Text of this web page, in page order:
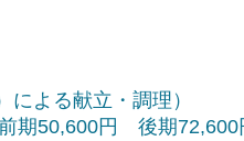
による献立・調理）
前期50,600円 後期72,600